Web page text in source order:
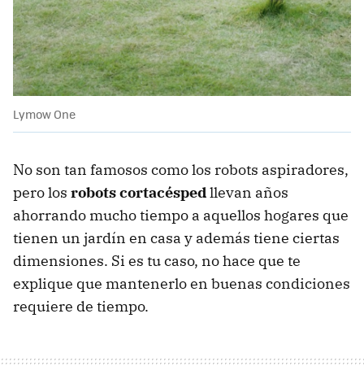
Lymow One
No son tan famosos como los robots aspiradores,
pero los robots cortacéspedllevan años
ahorrando mucho tiempo a aquellos hogares que
tienen un jardín en casa y además tiene ciertas
dimensiones. Si es tu caso, no hace que te
explique que mantenerlo en buenas condiciones
requiere de tiempo.